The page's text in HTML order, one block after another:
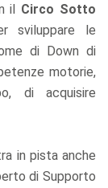
il Circo Sotto
sviluppare le
di Down di
motorie,
di acquisire
in pista anche
di Supporto